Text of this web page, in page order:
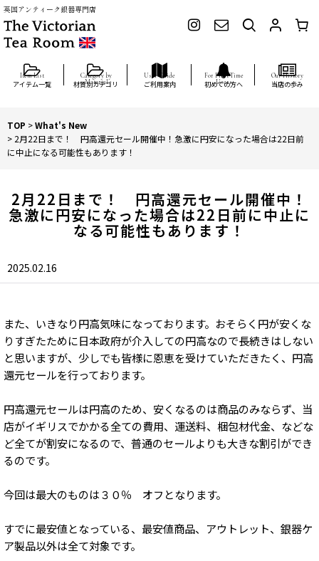
英国アンティーク銀器専門店
アイテム一覧 材質別カテゴリ ご利用案内 初めての方へ 当店の歩み
TOP >What's New
> 2月22日まで！ 円高還元セール開催中！急激に円安になった場合は22日前
に中止になる可能性もあります！
2月22日まで！ 円高還元セール開催中！
急激に円安になった場合は22日前に中止に
なる可能性もあります！
2025.02.16
また、いきなり円高気味になっております。おそらく円が安くな
りすぎたために日本政府が介入しての円高なので長続きはしない
と思いますが、少しでも皆様に恩恵を受けていただきたく、円高
還元セールを行っております。
円高還元セールは円高のため、安くなるのは商品のみならず、当
店がイギリスでかかる全ての費用、運送料、梱包材代金、などな
ど全てが割安になるので、普通のセールよりも大きな割引ができ
るのです。
今回は最大のものは３０％ オフとなります。
すでに最安値となっている、最安値商品、アウトレット、銀器ケ
ア製品以外は全て対象です。